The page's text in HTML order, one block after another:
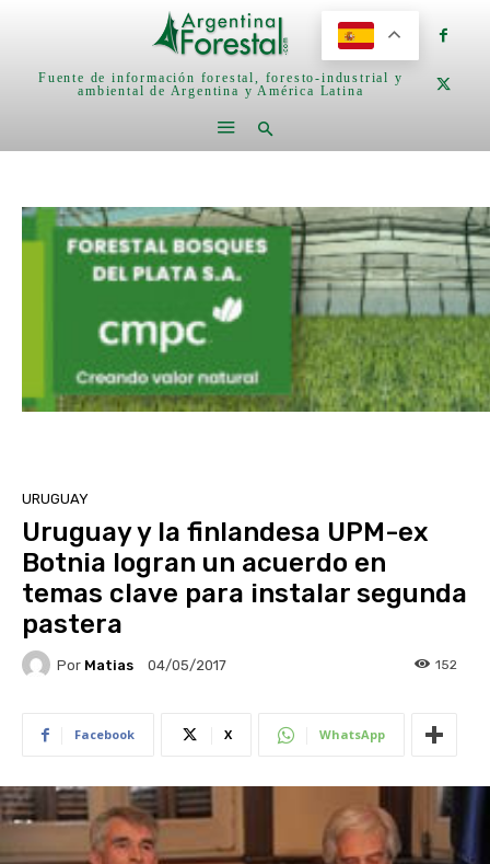
Fuente de información forestal, foresto-industrial y
ambiental de Argentina y América Latina
URUGUAY
Uruguay y la finlandesa UPM-ex
Botnia logran un acuerdo en
temas clave para instalar segunda
pastera
Por Matias 04/05/2017 152
Facebook X WhatsApp